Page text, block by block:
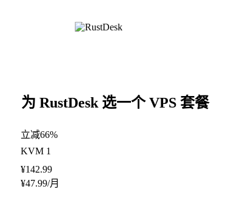
为 RustDesk 选一个 VPS 套餐
立减66%
KVM 1
¥142.99
¥47.99/月